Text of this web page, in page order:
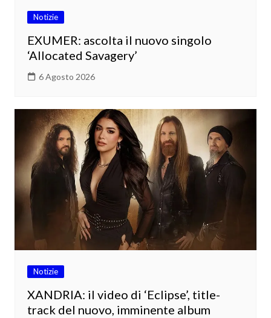
Notizie
EXUMER: ascolta il nuovo singolo
‘Allocated Savagery’
6 Agosto 2026
Notizie
XANDRIA: il video di ‘Eclipse’, title-
track del nuovo, imminente album